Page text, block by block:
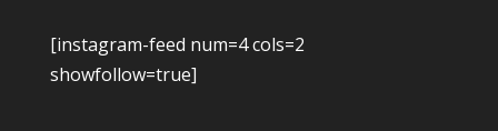
[instagram-feed num=4 cols=2
showfollow=true]